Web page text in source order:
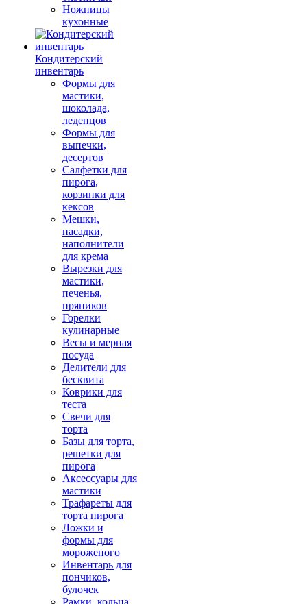
Ножницы
кухонные
Кондитерский
инвентарь
Формы для
мастики,
шоколада,
леденцов
Формы для
выпечки,
десертов
Салфетки для
пирога,
корзинки для
кексов
Мешки,
насадки,
наполнители
для крема
Вырезки для
мастики,
печенья,
пряников
Горелки
кулинарные
Весы и мерная
посуда
Делители для
бесквита
Коврики для
теста
Свечи для
торта
Базы для торта,
решетки для
пирога
Аксессуары для
мастики
Трафареты для
торта пирога
Ложки и
формы для
мороженого
Инвентарь для
пончиков,
булочек
Рамки, кольца